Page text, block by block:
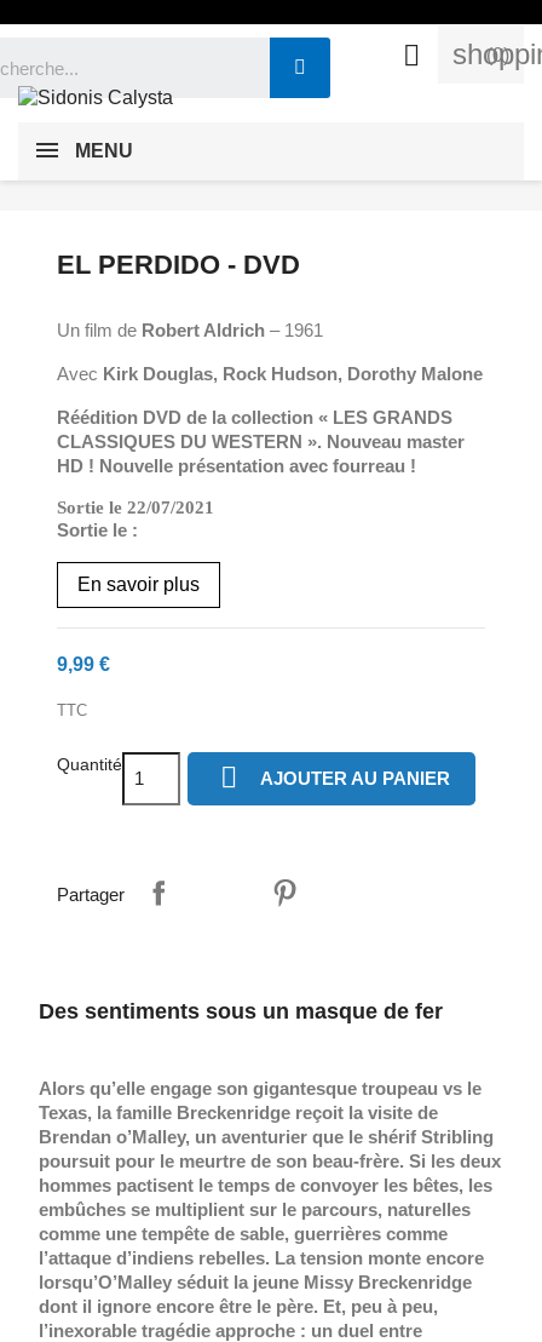
 (0)
MENU
EL PERDIDO - DVD
Un film de Robert Aldrich – 1961
Avec Kirk Douglas, Rock Hudson, Dorothy Malone
Réédition DVD de la collection « LES GRANDS
CLASSIQUES DU WESTERN ». Nouveau master
HD ! Nouvelle présentation avec fourreau !
Sortie le 22/07/2021
Sortie le :
En savoir plus
9,99 €
TTC
Quantité  AJOUTER AU PANIER
Partager
Des sentiments sous un masque de fer
Alors qu’elle engage son gigantesque troupeau vs le
Texas, la famille Breckenridge reçoit la visite de
Brendan o’Malley, un aventurier que le shérif Stribling
poursuit pour le meurtre de son beau-frère. Si les deux
hommes pactisent le temps de convoyer les bêtes, les
embûches se multiplient sur le parcours, naturelles
comme une tempête de sable, guerrières comme
l’attaque d’indiens rebelles. La tension monte encore
lorsqu’O’Malley séduit la jeune Missy Breckenridge
dont il ignore encore être le père. Et, peu à peu,
l’inexorable tragédie approche : un duel entre